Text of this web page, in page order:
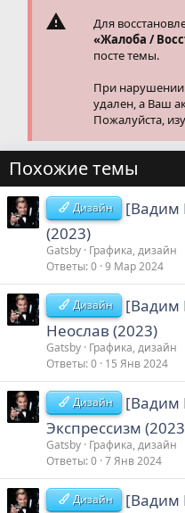
Для
«Жалоба /
посте темы.
При
удален, а Ваш
Пожалуйста,
Похожие темы
Дизайн
[Вадим
(2023)
Gatsby Графика, дизайн
Ответы 0 9 Мар 2024
Дизайн
[Вадим
Неослав (2023)
Gatsby Графика, дизайн
Ответы 0 15 Янв 2024
Дизайн
[Вадим
Экспрессизм
Gatsby Графика, дизайн
Ответы 0 7 Янв 2024
Дизайн
[Вадим